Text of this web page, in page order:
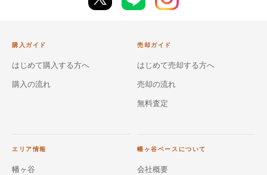
購入ガイド
はじめて購入する方へ
購入の流れ
売却ガイド
はじめて売却する方へ
売却の流れ
無料査定
エリア情報
幡ヶ谷
幡ヶ谷ベースについて
会社概要